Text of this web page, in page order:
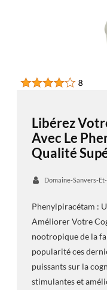
Libérez
Avec Le
Qualité
Domaine-Sanvers-
Phenylpiracétam :
Améliorer Votre
nootropique de la
popularité ces
puissants sur la
stimulantes et